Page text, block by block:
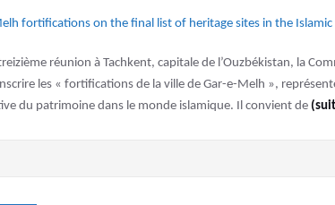
réunion à Tachkent, capitale de l’Ouzbékistan, la
les « fortifications de la ville de Gar-e-Melh »,
du patrimoine dans le monde islamique. Il convient de